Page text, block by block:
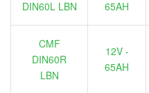
DIN60L LBN
65AH
CMF
DIN60R
LBN
12V -
65AH